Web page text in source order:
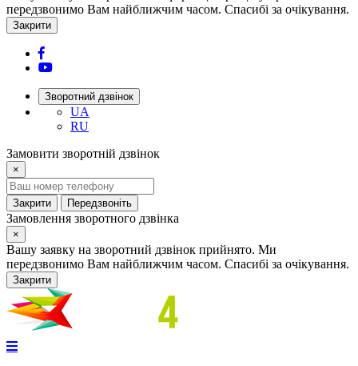
передзвонимо Вам найближчим часом. Спасибі за очікування.
Закрити
Зворотний дзвінок
UA
RU
Замовити зворотній дзвінок
×
Закрити Передзвоніть
Замовлення зворотного дзвінка
×
Вашу заявку на зворотний дзвінок прийнято. Ми
передзвонимо Вам найближчим часом. Спасибі за очікування.
Закрити